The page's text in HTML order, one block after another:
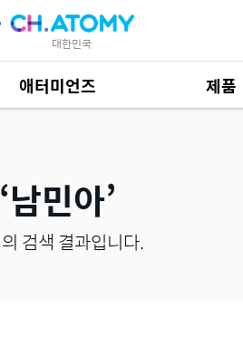
대한민국
애터미언즈 제품
제품 자료
남민아
검색 결과입니다.